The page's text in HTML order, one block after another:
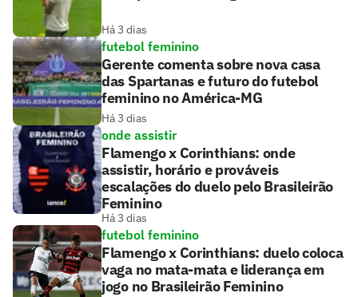
Há 3 dias
futebol feminino
Gerente comenta sobre nova casa
das Spartanas e futuro do futebol
feminino no América-MG
Há 3 dias
onde assistir
Flamengo x Corinthians: onde
assistir, horário e prováveis
escalações do duelo pelo Brasileirão
Feminino
Há 3 dias
futebol feminino
Flamengo x Corinthians: duelo coloca
vaga no mata-mata e liderança em
jogo no Brasileirão Feminino